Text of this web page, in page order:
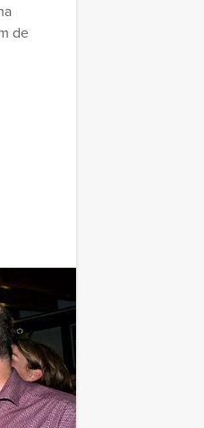
de